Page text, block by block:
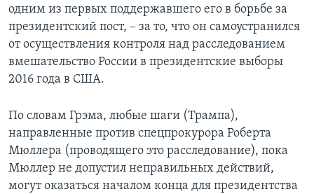
одним из первых поддержавшего его в борьбе за
президентский пост, – за то, что он самоустранился
от осуществления контроля над расследованием
вмешательство России в президентские выборы
2016 года в США.
По словам Грэма, любые шаги (Трампа),
направленные против спецпрокурора Роберта
Мюллера (проводящего это расследование), пока
Мюллер не допустил неправильных действий,
могут оказаться началом конца для президентства